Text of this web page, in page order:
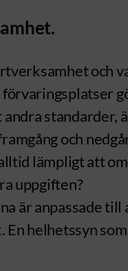
och
och
lämpligt att
uppgiften?
är anpassade
helhetssyn